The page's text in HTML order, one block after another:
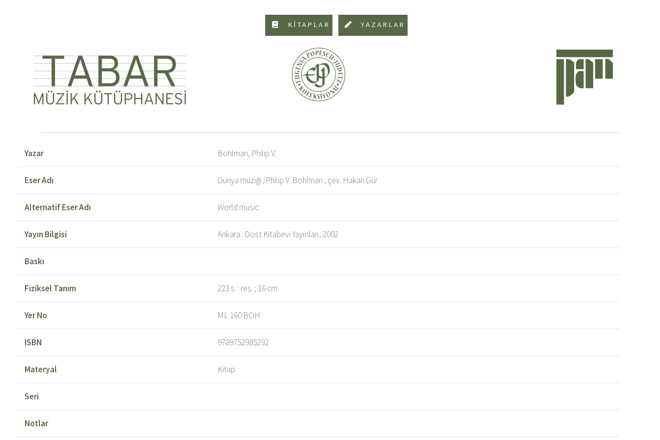
KİTAPLAR YAZARLAR
Yazar Bohlman, Philip V.
Eser Adı Dünya müziği /Philip V. Bohlman , çev. Hakan Gür
Alternatif Eser Adı World music
Yayın Bilgisi Ankara : Dost Kitabevi Yayınları, 2002
Baskı
Fiziksel Tanım 223 s. : res. ; 16 cm
Yer No ML 160 BOH
ISBN 9789752985292
Materyal Kitap
Seri
Notlar